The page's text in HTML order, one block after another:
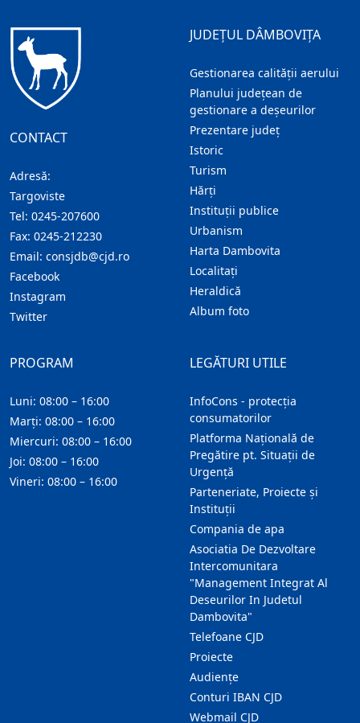
CONTACT
Adresă:
Targoviste
Tel: 0245-207600
Fax: 0245-212230
Email: consjdb@cjd.ro
Facebook
Instagram
Twitter
JUDEȚUL DÂMBOVIȚA
Gestionarea calității aerului
Planului județean de
gestionare a deșeurilor
Prezentare judeţ
Istoric
Turism
Hărţi
Instituţii publice
Urbanism
Harta Dambovita
Localitaţi
Heraldică
Album foto
LEGĂTURI UTILE
InfoCons - protecția
consumatorilor
Platforma Națională de
Pregătire pt. Situații de
Urgență
Parteneriate, Proiecte și
Instituții
Compania de apa
Asociatia De Dezvoltare
Intercomunitara
"Management Integrat Al
Deseurilor In Judetul
Dambovita"
Telefoane CJD
Proiecte
Audienţe
Conturi IBAN CJD
Webmail CJD
PROGRAM
Luni: 08:00 – 16:00
Marți: 08:00 – 16:00
Miercuri: 08:00 – 16:00
Joi: 08:00 – 16:00
Vineri: 08:00 – 16:00